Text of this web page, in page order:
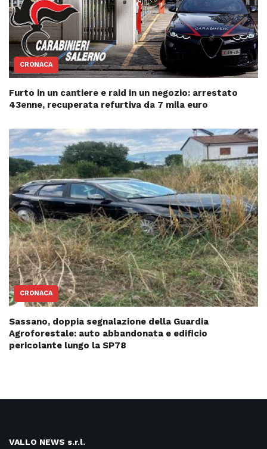
CRONACA
Furto in un cantiere e raid in un negozio: arrestato
43enne, recuperata refurtiva da 7 mila euro
CRONACA
Sassano, doppia segnalazione della Guardia
Agroforestale: auto abbandonata e edificio
pericolante lungo la SP78
VALLO NEWS s.r.l.